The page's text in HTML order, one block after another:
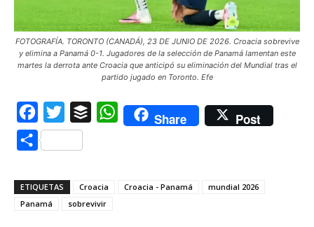
FOTOGRAFÍA. TORONTO (CANADÁ), 23 DE JUNIO DE 2026. Croacia sobrevive
y elimina a Panamá 0-1. Jugadores de la selección de Panamá lamentan este
martes la derrota ante Croacia que anticipó su eliminación del Mundial tras el
partido jugado en Toronto. Efe
Facebook
Twitter Buffer WhatsAppShare Post
Compartir
ETIQUETAS Croacia Croacia - Panamá
mundial 2026
Panamá
sobrevivir